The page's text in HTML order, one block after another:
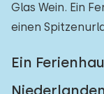
Glas Wein. Ein
einen
Ein